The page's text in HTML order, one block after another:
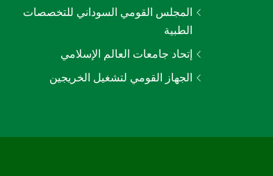
المجلس القومي السوداني للتخصصات
الطبية
إتحاد جامعات العالم الإسلامي
الجهاز القومي لتشغيل الخريجين